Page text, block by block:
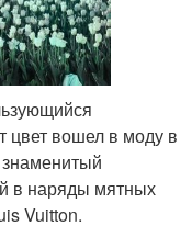
цвет вошел в моду в
знаменитый
в наряды мятных
Vuitton.